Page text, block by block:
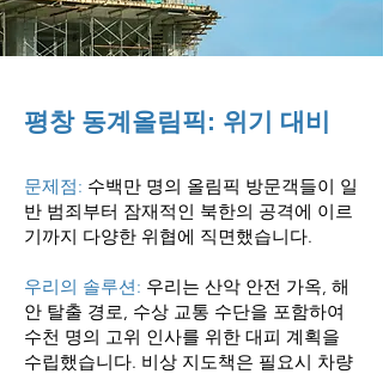
평창 동계올림픽: 위기 대비
문제점: 수백만 명의 올림픽 방문객들이 일
반 범죄부터 잠재적인 북한의 공격에 이르
기까지 다양한 위협에 직면했습니다.
우리의 솔루션: 우리는 산악 안전 가옥, 해
안 탈출 경로, 수상 교통 수단을 포함하여
수천 명의 고위 인사를 위한 대피 계획을
수립했습니다. 비상 지도책은 필요시 차량